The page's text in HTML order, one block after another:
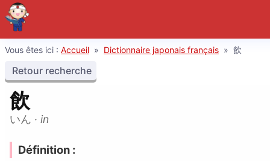
Vous êtes ici : Accueil » Dictionnaire japonais français » 飲
Retour recherche
飲
いん · in
Définition :